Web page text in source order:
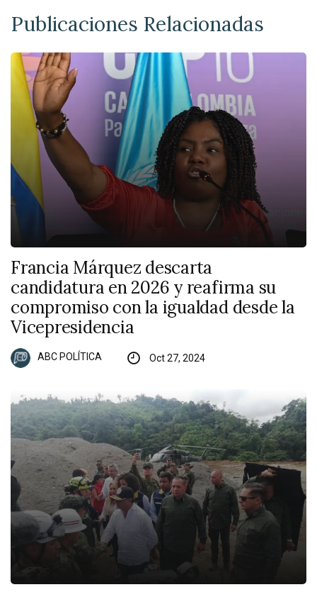
Publicaciones Relacionadas
Francia Márquez descarta
candidatura en 2026 y reafirma su
compromiso con la igualdad desde la
Vicepresidencia
ABC POLÍTICA Oct 27, 2024